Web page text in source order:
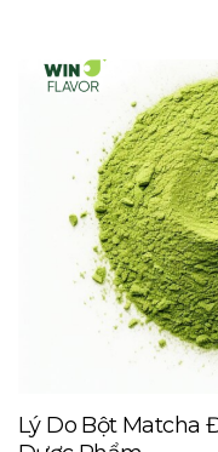
Lý Do Bột Matcha